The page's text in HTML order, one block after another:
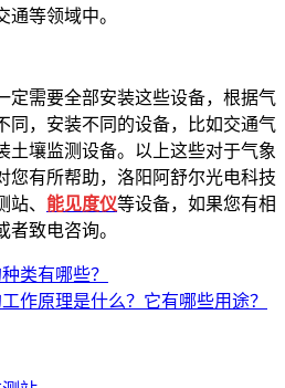
等领域中。
需要全部安装这些设备，根据气
同，安装不同的设备，比如交通气
土壤监测设备。以上这些对于气象
您有所帮助，洛阳阿舒尔光电科技
、 能见度仪等设备，如果您有相
致电咨询。
类有哪些？
作原理是什么？它有哪些用途？